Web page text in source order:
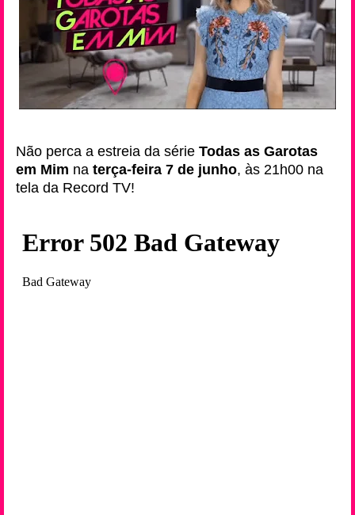
Não perca a estreia da série Todas as Garotas
em Mim na terça-feira 7 de junho, às 21h00 na
tela da Record TV!